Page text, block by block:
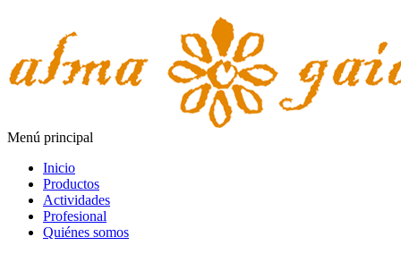
Menú principal
Inicio
Productos
Actividades
Profesional
Quiénes somos